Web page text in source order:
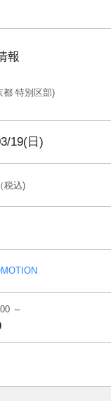
報
都 特別区部)
19(日)
税込)
～